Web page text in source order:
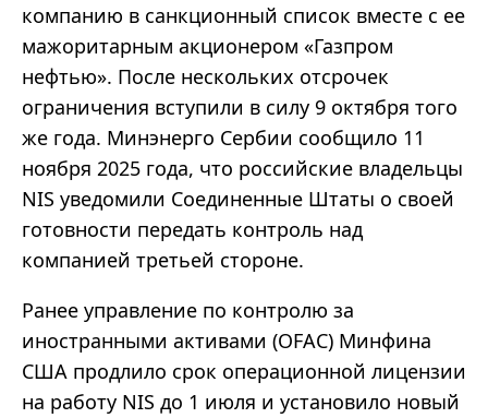
компанию в санкционный список вместе с ее
мажоритарным акционером «Газпром
нефтью». После нескольких отсрочек
ограничения вступили в силу 9 октября того
же года. Минэнерго Сербии сообщило 11
ноября 2025 года, что российские владельцы
NIS уведомили Соединенные Штаты о своей
готовности передать контроль над
компанией третьей стороне.
Ранее управление по контролю за
иностранными активами (OFAC) Минфина
США продлило срок операционной лицензии
на работу NIS до 1 июля и установило новый